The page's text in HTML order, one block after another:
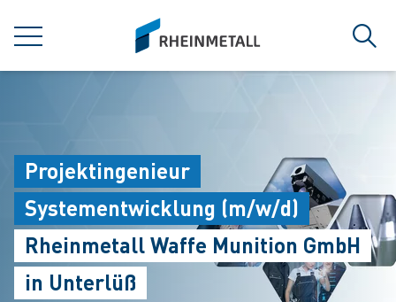
菜单
siteLogo
搜索
Projektingenieur
Systementwicklung (m/w/d)
Rheinmetall Waffe Munition GmbH
in Unterlüß